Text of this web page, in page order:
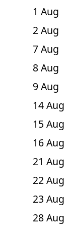
1 Aug
2 Aug
7 Aug
8 Aug
9 Aug
14 Aug
15 Aug
16 Aug
21 Aug
22 Aug
23 Aug
28 Aug